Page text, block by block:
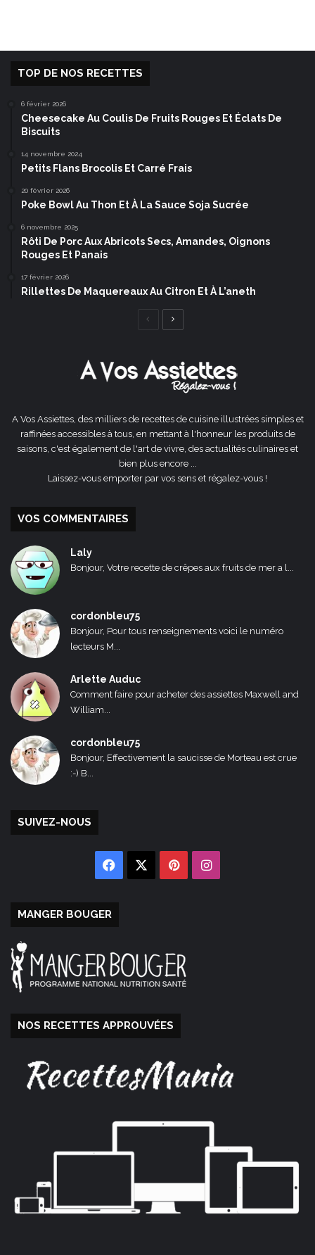
TOP DE NOS RECETTES
6 février 2026
Cheesecake Au Coulis De Fruits Rouges Et Éclats De
Biscuits
14 novembre 2024
Petits Flans Brocolis Et Carré Frais
20 février 2026
Poke Bowl Au Thon Et À La Sauce Soja Sucrée
6 novembre 2025
Rôti De Porc Aux Abricots Secs, Amandes, Oignons
Rouges Et Panais
17 février 2026
Rillettes De Maquereaux Au Citron Et À L’aneth
Page
A Vos Assiettes, des milliers de recettes de cuisine illustrées simples et
raffinées accessibles à tous, en mettant à l'honneur les produits de
saisons, c'est également de l'art de vivre, des actualités culinaires et
bien plus encore ...
Laissez-vous emporter par vos sens et régalez-vous !
VOS COMMENTAIRES
Laly
Bonjour, Votre recette de crêpes aux fruits de mer a l...
cordonbleu75
Bonjour, Pour tous renseignements voici le numéro
lecteurs M...
Arlette Auduc
Comment faire pour acheter des assiettes Maxwell and
William...
cordonbleu75
Bonjour, Effectivement la saucisse de Morteau est crue
:-) B...
SUIVEZ-NOUS
Facebook PinterestInstagram
MANGER BOUGER
NOS RECETTES APPROUVÉES